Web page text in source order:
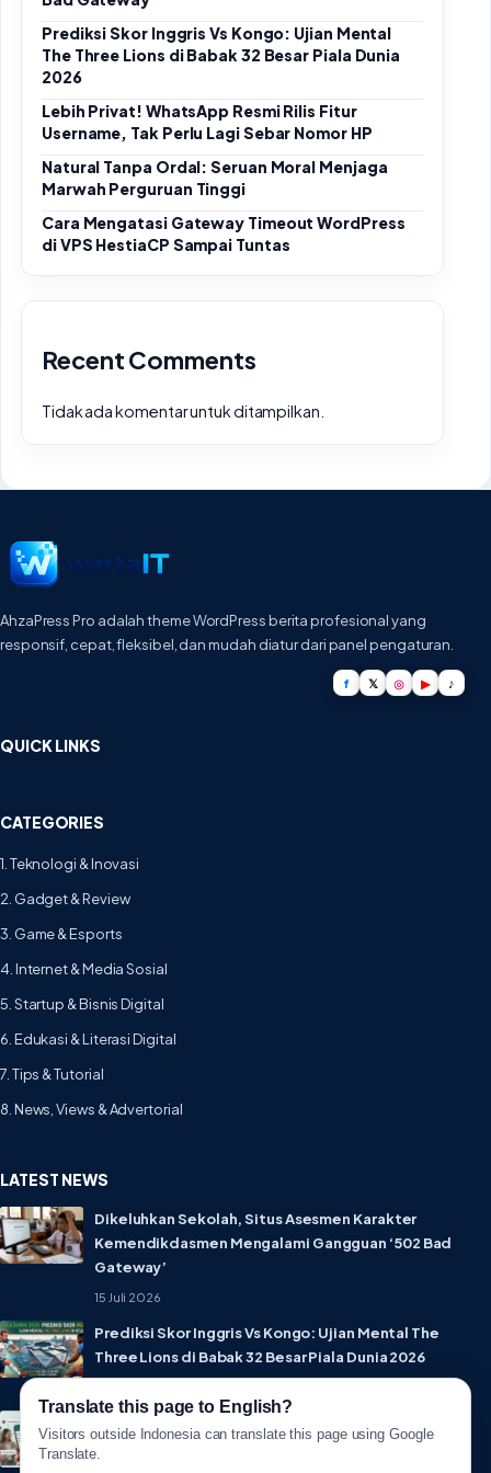
Prediksi Skor Inggris Vs Kongo: Ujian Mental
The Three Lions di Babak 32 Besar Piala Dunia
2026
Lebih Privat! WhatsApp Resmi Rilis Fitur
Username, Tak Perlu Lagi Sebar Nomor HP
Natural Tanpa Ordal: Seruan Moral Menjaga
Marwah Perguruan Tinggi
Cara Mengatasi Gateway Timeout WordPress
di VPS HestiaCP Sampai Tuntas
Recent Comments
Tidak ada komentar untuk ditampilkan.
AhzaPress Pro adalah theme WordPress berita profesional yang
responsif, cepat, fleksibel, dan mudah diatur dari panel pengaturan.
f 𝕏 ◎ ▶ ♪
QUICK LINKS
CATEGORIES
1. Teknologi & Inovasi
2. Gadget & Review
3. Game & Esports
4. Internet & Media Sosial
5. Startup & Bisnis Digital
6. Edukasi & Literasi Digital
7. Tips & Tutorial
8. News, Views & Advertorial
LATEST NEWS
Dikeluhkan Sekolah, Situs Asesmen Karakter
Kemendikdasmen Mengalami Gangguan ‘502 Bad
Gateway’
15 Juli 2026
Prediksi Skor Inggris Vs Kongo: Ujian Mental The
Three Lions di Babak 32 Besar Piala Dunia 2026
Translate this page to English?
Visitors outside Indonesia can translate this page using Google
Translate.